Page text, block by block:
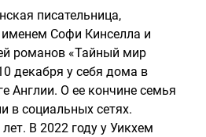
писательница,
Софи Кинселла и
романов «Тайный мир
декабря у себя дома в
Англии. О ее кончине семья
в социальных сетях.
В 2022 году у Уикхем